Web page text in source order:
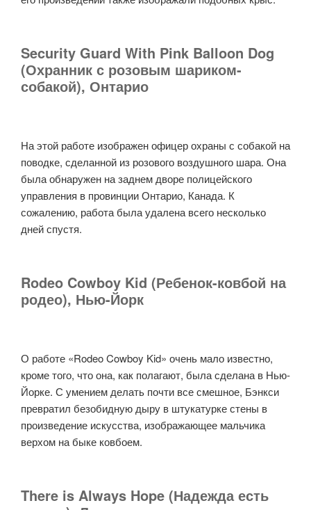
Security Guard With Pink Balloon Dog
(Охранник с розовым шариком-
собакой), Онтарио
На этой работе изображен офицер охраны с собакой на
поводке, сделанной из розового воздушного шара. Она
была обнаружен на заднем дворе полицейского
управления в провинции Онтарио, Канада. К
сожалению, работа была удалена всего несколько
дней спустя.
Rodeo Cowboy Kid (Ребенок-ковбой на
родео), Нью-Йорк
О работе «Rodeo Cowboy Kid» очень мало известно,
кроме того, что она, как полагают, была сделана в Нью-
Йорке. С умением делать почти все смешное, Бэнкси
превратил безобидную дыру в штукатурке стены в
произведение искусства, изображающее мальчика
верхом на быке ковбоем.
There is Always Hope (Надежда есть